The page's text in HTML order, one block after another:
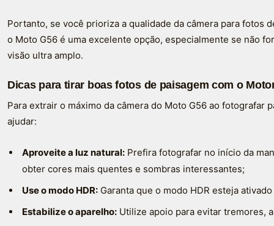
Portanto, se você prioriza a qualidade da câmera para fotos
o Moto G56 é uma excelente opção, especialmente se não
visão ultra amplo.
Dicas para tirar boas fotos de paisagem com o
Para extrair o máximo da câmera do Moto G56 ao fotografar
ajudar:
Aproveite a luz natural: Prefira fotografar no início da
obter cores mais quentes e sombras interessantes;
Use o modo HDR: Garanta que o modo HDR esteja
Estabilize o aparelho: Utilize apoio para evitar tremores,